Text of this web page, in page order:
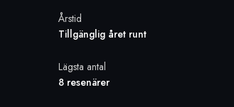
Årstid
Tillgänglig året runt
Lägsta antal
8 resenärer